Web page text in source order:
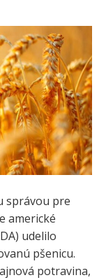
správou pre
americké
udelilo
pšenicu.
potravina,